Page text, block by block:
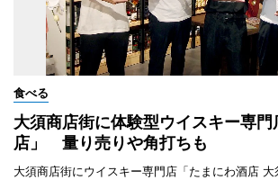
食べる
大須商店街に体験型ウイスキー専
店」 量り売りや角打ちも
大須商店街にウイスキー専門店「たまにわ酒店